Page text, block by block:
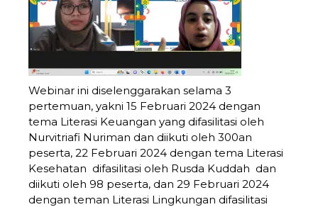
Webinar ini diselenggarakan selama 3
pertemuan, yakni 15 Februari 2024 dengan
tema Literasi Keuangan yang difasilitasi oleh
Nurvitriafi Nuriman dan diikuti oleh 300an
peserta, 22 Februari 2024 dengan tema Literasi
Kesehatan difasilitasi oleh Rusda Kuddah dan
diikuti oleh 98 peserta, dan 29 Februari 2024
dengan teman Literasi Lingkungan difasilitasi